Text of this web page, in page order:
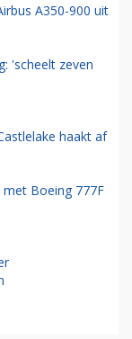
A350-900 uit
'scheelt zeven
haakt af
Boeing 777F